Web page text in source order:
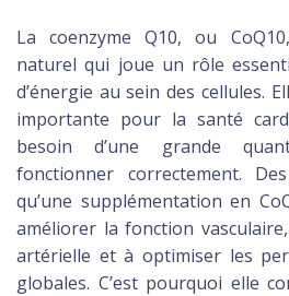
La coenzyme Q10, ou
naturel qui joue un rôle
d’énergie au sein des cellules.
importante pour la santé
besoin d’une grande
fonctionner correctement.
qu’une supplémentation en
améliorer la fonction
artérielle et à optimiser les
globales. C’est pourquoi elle